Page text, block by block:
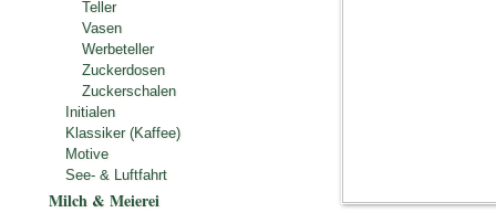
Teller
Vasen
Werbeteller
Zuckerdosen
Zuckerschalen
Initialen
Klassiker (Kaffee)
Motive
See- & Luftfahrt
Milch & Meierei